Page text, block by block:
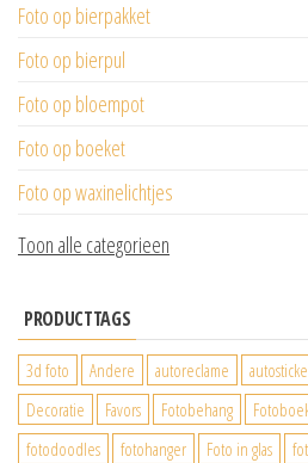
Foto op bierpakket
Foto op bierpul
Foto op bloempot
Foto op boeket
Foto op waxinelichtjes
Toon alle categorieen
PRODUCTTAGS
3d foto Andere autoreclame
Decoratie
Favors Fotobehang
fotodoodles
fotohanger Foto in glas